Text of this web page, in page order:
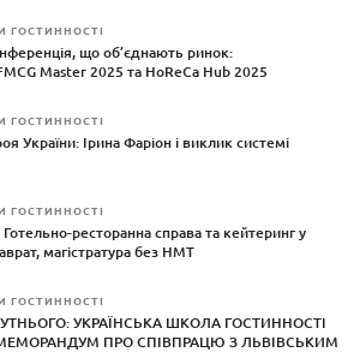
ГОСТИННОСТІ
що об’єднають ринок:
Master 2025 та HoReCa Hub 2025
ГОСТИННОСТІ
України: Ірина Фаріон і виклик системі
ГОСТИННОСТІ
Готельно-ресторанна справа та кейтеринг у
магістратура без НМТ
ГОСТИННОСТІ
УКРАЇНСЬКА ШКОЛА ГОСТИННОСТІ
ПРО СПІВПРАЦЮ З ЛЬВІВСЬКИМ